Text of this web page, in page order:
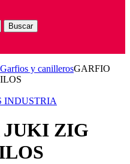
Buscar
Garfios y canillerosGARFIO
INDUSTRIA
JUKI ZIG